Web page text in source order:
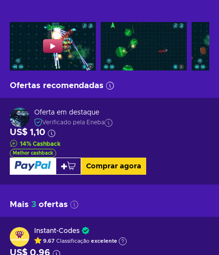
Ofertas recomendadas
Oferta em destaque
Verificado pela Eneba
US$ 1,10
14% Cashback
Melhor cashback
Comprar agora
Mais 3 ofertas
Instant-Codes
9.67 Classificação excelente
US$ 0,96